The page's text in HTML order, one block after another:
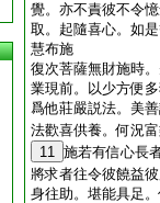
覺。亦不責彼不令
取。起隨喜心。如
慧布施
復次菩薩無財施時
業現前。以少方便
爲他莊嚴説法。美
法歡喜供養。何況
11 施若有信心長
將求者往令彼饒益
身往助。堪能具足